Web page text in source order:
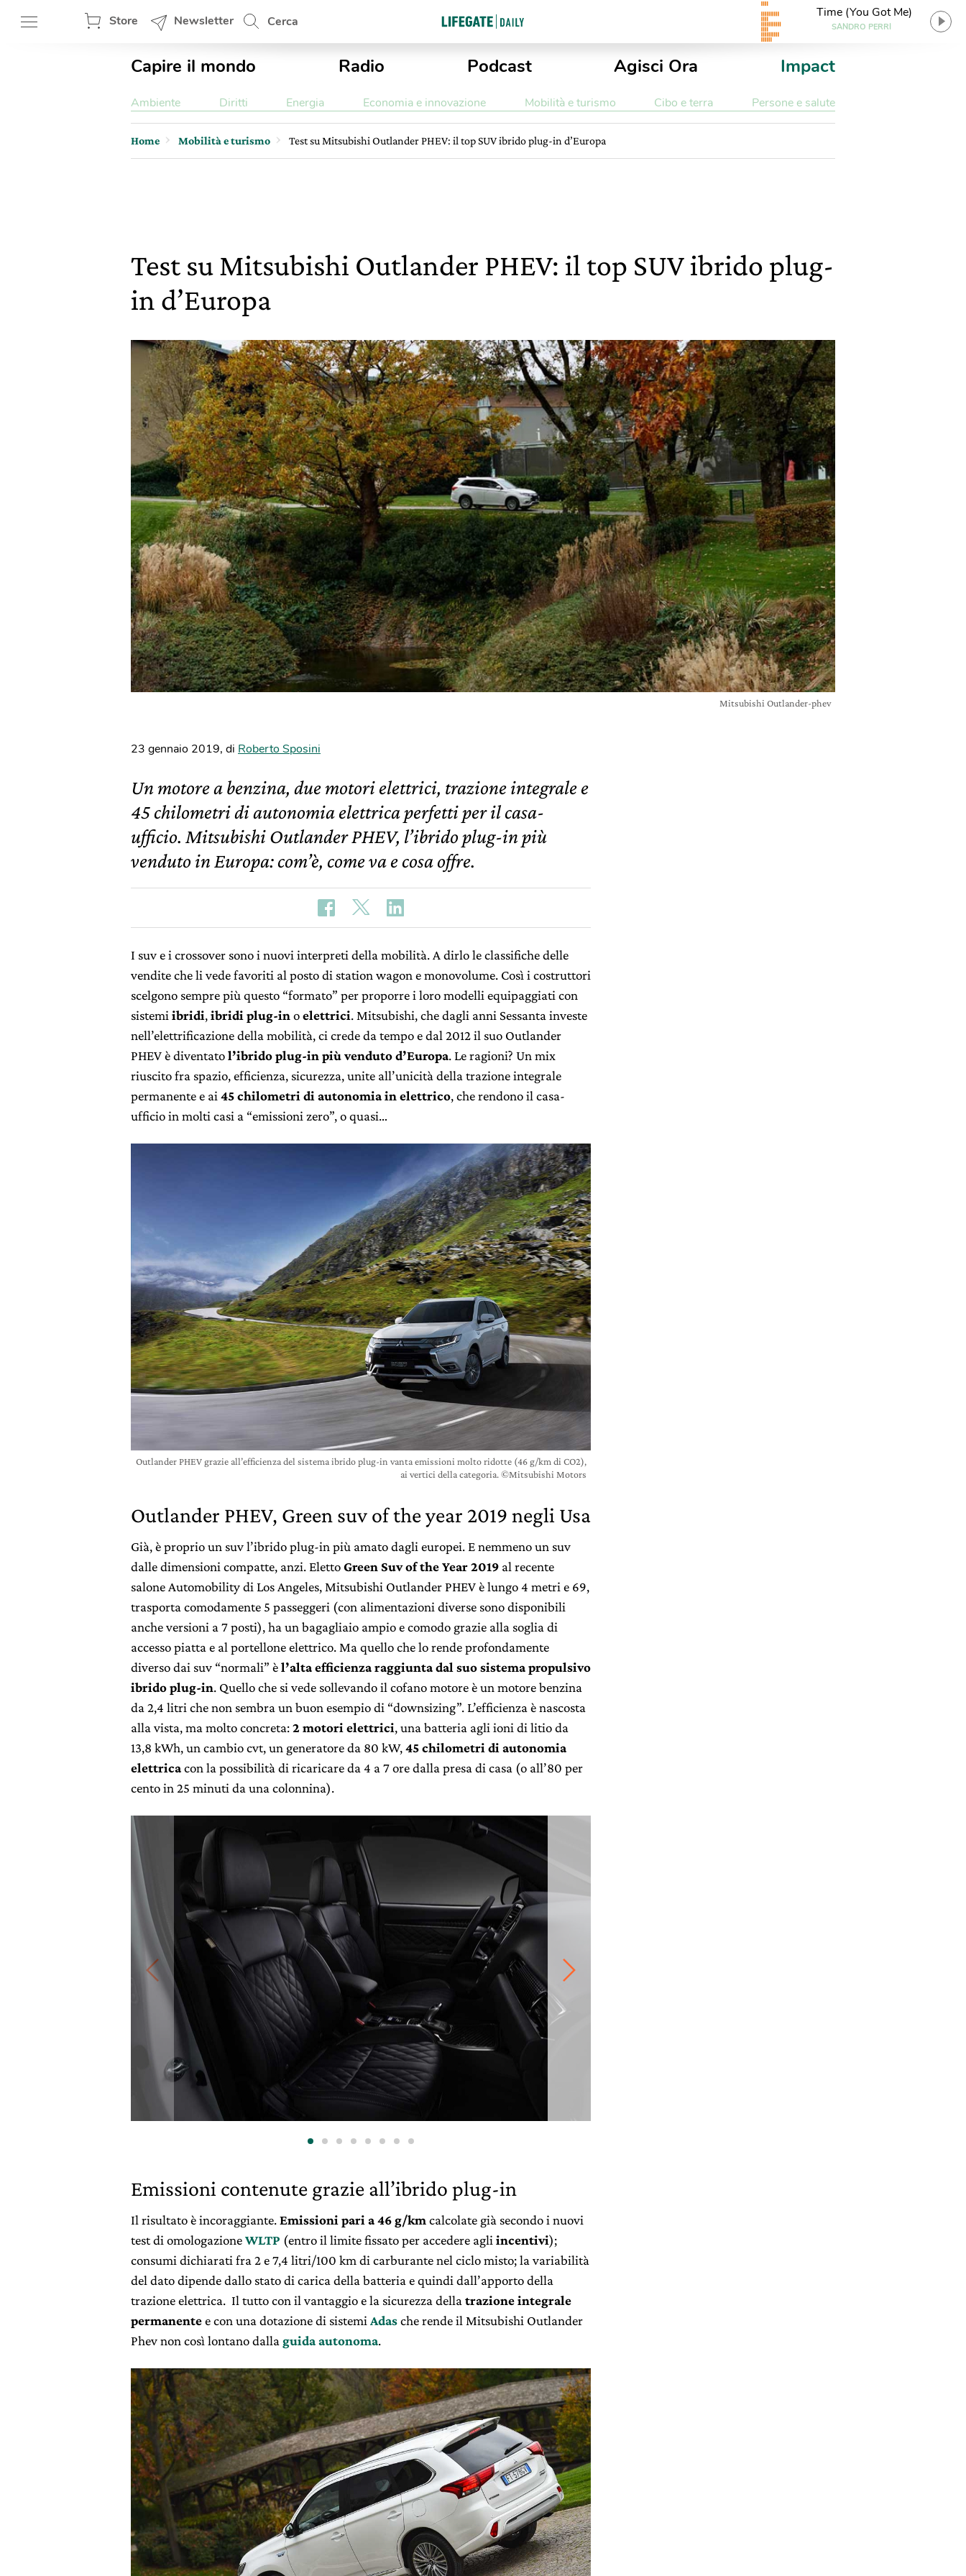
Store Newsletter Cerca
Time (You Got Me)
SANDRO PERRI
Capire il mondo Radio Podcast Agisci Ora Impact
Ambiente Diritti Energia Economia e innovazione Mobilità e turismo Cibo e terra Persone e salute
Home Mobilità e turismo Test su Mitsubishi Outlander PHEV: il top SUV ibrido plug-in d’Europa
Test su Mitsubishi Outlander PHEV: il top SUV ibrido plug-
in d’Europa
Mitsubishi Outlander-phev
23 gennaio 2019, di Roberto Sposini
Un motore a benzina, due motori elettrici, trazione integrale e
45 chilometri di autonomia elettrica perfetti per il casa-
ufficio. Mitsubishi Outlander PHEV, l’ibrido plug-in più
venduto in Europa: com’è, come va e cosa offre.
I suv e i crossover sono i nuovi interpreti della mobilità. A dirlo le classifiche delle
vendite che li vede favoriti al posto di station wagon e monovolume. Così i costruttori
scelgono sempre più questo “formato” per proporre i loro modelli equipaggiati con
sistemi ibridi,ibridi plug-in oelettrici. Mitsubishi, che dagli anni Sessanta investe
nell’elettrificazione della mobilità, ci crede da tempo e dal 2012 il suo Outlander
PHEV è diventatol’ibrido plug-in più venduto d’Europa. Le ragioni? Un mix
riuscito fra spazio, efficienza, sicurezza, unite all’unicità della trazione integrale
permanente e ai 45 chilometri di autonomia in elettrico, che rendono il casa-
ufficio in molti casi a “emissioni zero”, o quasi…
Outlander PHEV grazie all’efficienza del sistema ibrido plug-in vanta emissioni molto ridotte (46 g/km di CO2),
ai vertici della categoria. ©Mitsubishi Motors
Outlander PHEV, Green suv of the year 2019 negli Usa
Già, è proprio un suv l’ibrido plug-in più amato dagli europei. E nemmeno un suv
dalle dimensioni compatte, anzi. ElettoGreen Suv of the Year 2019 al recente
salone Automobility di Los Angeles, Mitsubishi Outlander PHEV è lungo 4 metri e 69,
trasporta comodamente 5 passeggeri (con alimentazioni diverse sono disponibili
anche versioni a 7 posti), ha un bagagliaio ampio e comodo grazie alla soglia di
accesso piatta e al portellone elettrico. Ma quello che lo rende profondamente
diverso dai suv “normali” èl’alta efficienza raggiunta dal suo sistema propulsivo
ibrido plug-in. Quello che si vede sollevando il cofano motore è un motore benzina
da 2,4 litri che non sembra un buon esempio di “downsizing”. L’efficienza è nascosta
alla vista, ma molto concreta:2 motori elettrici, una batteria agli ioni di litio da
13,8 kWh, un cambio cvt, un generatore da 80 kW,45 chilometri di autonomia
elettricacon la possibilità di ricaricare da 4 a 7 ore dalla presa di casa (o all’80 per
cento in 25 minuti da una colonnina).
Emissioni contenute grazie all’ibrido plug-in
Il risultato è incoraggiante.Emissioni pari a 46 g/km calcolate già secondo i nuovi
test di omologazioneWLTP (entro il limite fissato per accedere agli incentivi);
consumi dichiarati fra 2 e 7,4 litri/100 km di carburante nel ciclo misto; la variabilità
del dato dipende dallo stato di carica della batteria e quindi dall’apporto della
trazione elettrica. Il tutto con il vantaggio e la sicurezza della trazione integrale
permanentee con una dotazione di sistemi Adasche rende il Mitsubishi Outlander
Phev non così lontano dalla guida autonoma.